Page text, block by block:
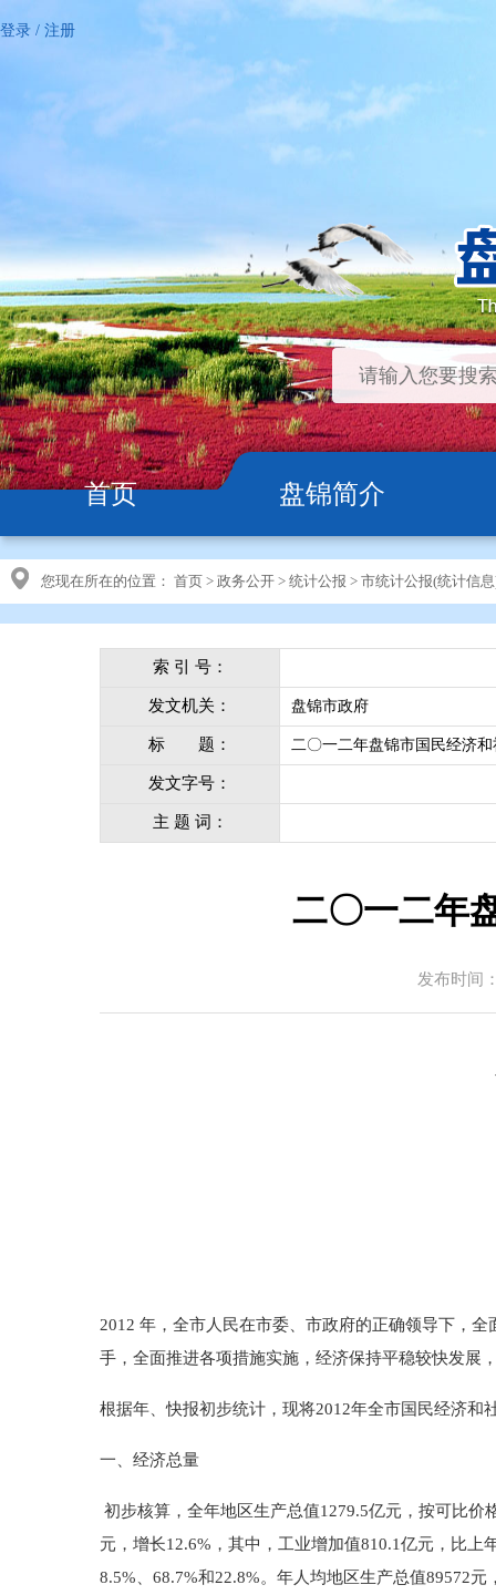
登录 / 注册
首页 盘锦简介
您现在所在的位置： 首页 > 政务公开 > 统计公报 > 市统计公报(统计信
索 引 号：
发文机关： 盘锦市政府
标 题： 二〇一二年盘锦市国民经济
发文字号：
主 题 词：
二〇一二年
发布时间
2012 年，全市人民在市委、市政府的正确领导下，
手，全面推进各项措施实施，经济保持平稳较快发展
根据年、快报初步统计，现将2012年全市国民经济和
一、经济总量
初步核算，全年地区生产总值1279.5亿元，按可比
元，增长12.6%，其中，工业增加值810.1亿元，比
8.5%、68.7%和22.8%。年人均地区生产总值89572